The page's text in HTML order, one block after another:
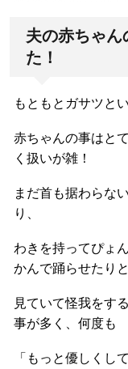
夫の赤ちゃん
た！
もともとガサツと
赤ちゃんの事はと
く扱いが雑！
まだ首も据わらな
り、
わきを持ってぴょ
かんで踊らせたり
見ていて怪我をす
事が多く、何度も
「もっと優しくし